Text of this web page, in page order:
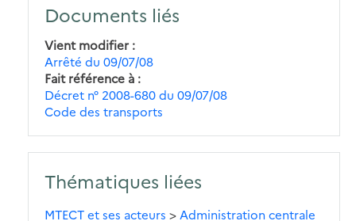
Documents liés
Vient modifier
Arrêté du 09/07/08
Fait référence à
Décret n° 2008-680 du 09/07/08
Code des transports
Thématiques liées
MTECT et ses acteurs > Administration centrale